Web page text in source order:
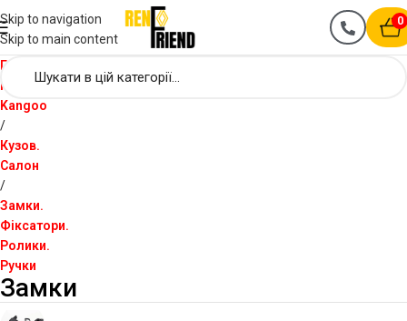
Skip to navigation
Skip to main content
0
Головна
Renault
Kangoo
Кузов.
Салон
Замки.
Фіксатори.
Ролики.
Ручки
Замки